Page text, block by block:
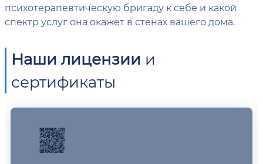
психотерапевтическую бригаду к себе и какой
спектр услуг она окажет в стенах вашего дома.
Наши лицензии и
сертификаты